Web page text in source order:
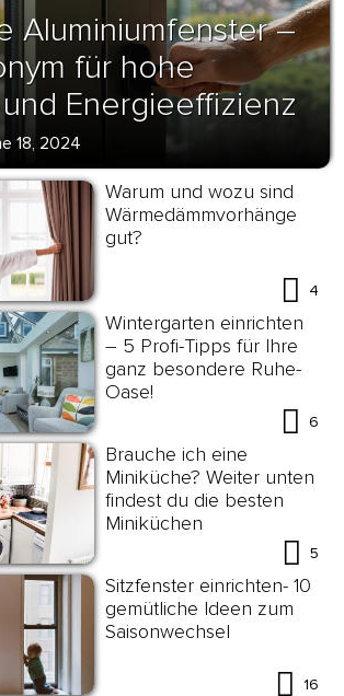
Aluminiumfenster –
für hohe
Energieeffizienz
18, 2024
Warum und wozu sind
Wärmedämmvorhänge
gut?
4
Wintergarten einrichten
– 5 Profi-Tipps für Ihre
ganz besondere Ruhe-
Oase!
6
Brauche ich eine
Miniküche? Weiter unten
findest du die besten
Miniküchen
5
Sitzfenster einrichten- 10
gemütliche Ideen zum
Saisonwechsel
16